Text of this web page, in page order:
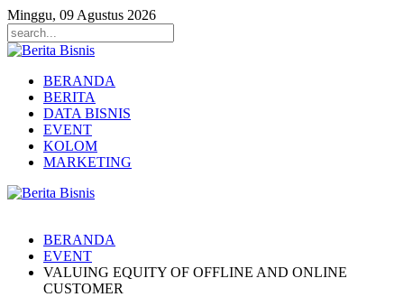
Minggu, 09 Agustus 2026
BERANDA
BERITA
DATA BISNIS
EVENT
KOLOM
MARKETING
BERANDA
EVENT
VALUING EQUITY OF OFFLINE AND ONLINE
CUSTOMER